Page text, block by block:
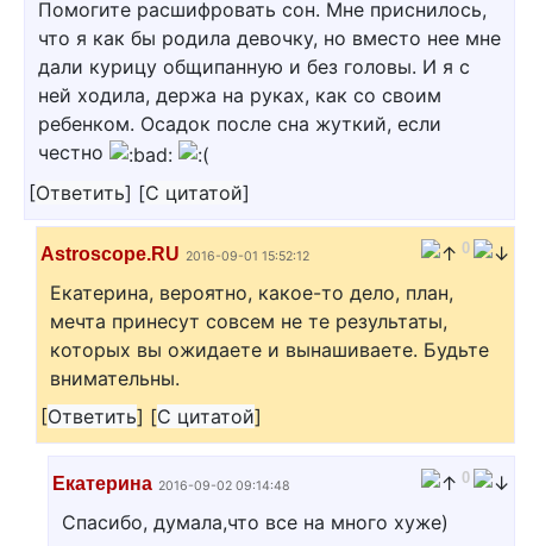
Помогите расшифровать сон. Мне приснилось,
что я как бы родила девочку, но вместо нее мне
дали курицу общипанную и без головы. И я с
ней ходила, держа на руках, как со своим
ребенком. Осадок после сна жуткий, если
честно
[Ответить] [С цитатой]
Astroscope.RU 2016-09-01 15:52:12 0
Екатерина, вероятно, какое-то дело, план,
мечта принесут совсем не те результаты,
которых вы ожидаете и вынашиваете. Будьте
внимательны.
[Ответить] [С цитатой]
Екатерина 2016-09-02 09:14:48 0
Спасибо, думала,что все на много хуже)